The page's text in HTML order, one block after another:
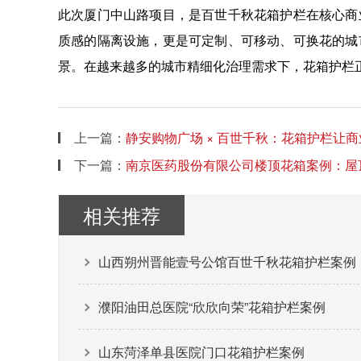
此次厦门中山路项目，是百世千秋花箱护栏在核心
质感的隔离设施，更是可定制、可移动、可换花的
景。在越来越多的城市精细化治理需求下，花箱护
上一篇： 静安购物广场 × 百世千秋：花箱护栏让商
下一篇： 南京医药股份有限公司楼顶花箱案例：
相关推荐
山西朔州晋能壹号公馆百世千秋花箱护栏案
濮阳油田总医院“欣欣向荣”花箱护栏案例
山东菏泽单县医院门口花箱护栏案例